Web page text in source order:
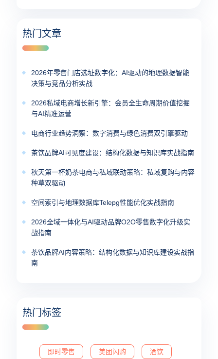
热门文章
2026年零售门店选址数字化：AI驱动的地理数据智能
决策与竞品分析实战
2026私域电商增长新引擎：会员全生命周期价值挖掘
与AI精准运营
电商行业趋势洞察：数字消费与绿色消费双引擎驱动
茶饮品牌AI可见度建设：结构化数据与知识库实战指南
秋天第一杯奶茶电商与私域联动策略：私域复购与内容
种草双驱动
空间索引与地理数据库Telepg性能优化实战指南
2026全域一体化与AI驱动品牌O2O零售数字化升级实
战指南
茶饮品牌AI内容策略：结构化数据与知识库建设实战指
南
热门标签
即时零售 美团闪购 酒饮